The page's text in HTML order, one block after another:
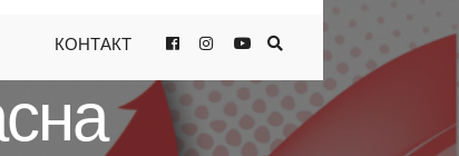
КОНТАКТ
БАРОТ „ИНТЕРМЕЦО“